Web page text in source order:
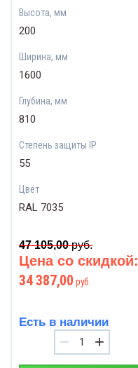
Высота, мм
200
Ширина, мм
1600
Глубина, мм
810
Степень защиты IP
55
Цвет
RAL 7035
47 105,00руб.
Цена со скидкой:
34 387,00 руб.
Есть в наличии
− +